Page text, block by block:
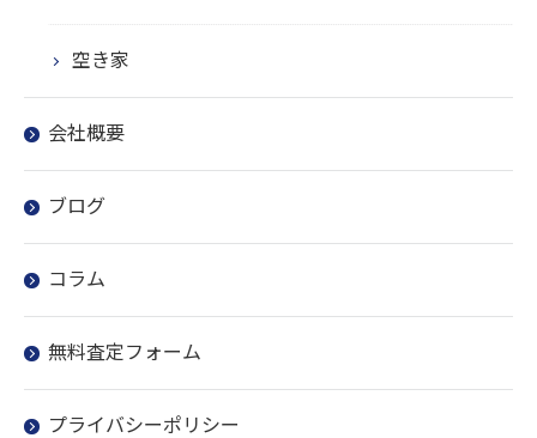
空き家
会社概要
ブログ
コラム
無料査定フォーム
プライバシーポリシー